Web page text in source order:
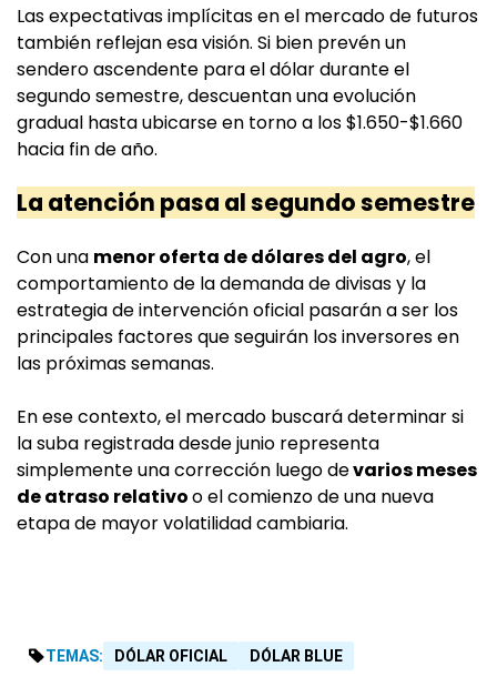
Las expectativas implícitas en el mercado de futuros
también reflejan esa visión. Si bien prevén un
sendero ascendente para el dólar durante el
segundo semestre, descuentan una evolución
gradual hasta ubicarse en torno a los $1.650-$1.660
hacia fin de año.
La atención pasa al segundo semestre
Con una menor oferta de dólares del agro, el
comportamiento de la demanda de divisas y la
estrategia de intervención oficial pasarán a ser los
principales factores que seguirán los inversores en
las próximas semanas.
En ese contexto, el mercado buscará determinar si
la suba registrada desde junio representa
simplemente una corrección luego devarios meses
de atraso relativoo el comienzo de una nueva
etapa de mayor volatilidad cambiaria.
TEMAS: DÓLAR OFICIAL DÓLAR BLUE